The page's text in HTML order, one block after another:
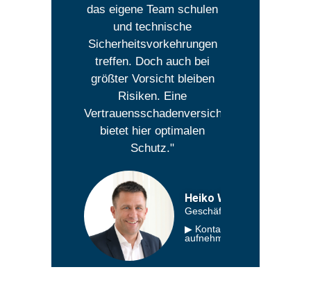
das eigene Team schulen
und technische
Sicherheitsvorkehrungen
treffen. Doch auch bei
größter Vorsicht bleiben
Risiken. Eine
Vertrauensschadenversicherung
bietet hier optimalen
Schutz."
Heiko Walter
Geschäftsführer
▶ Kontakt
aufnehmen